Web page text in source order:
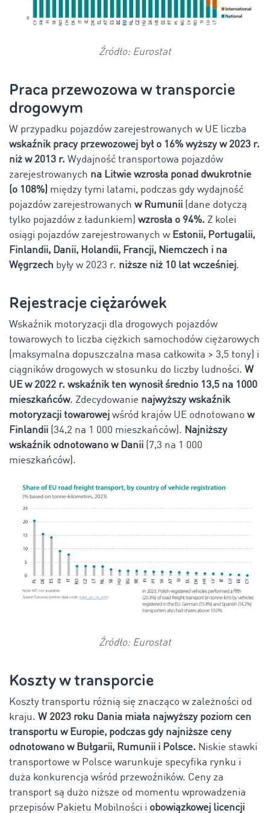
Źródło: Eurostat
Praca przewozowa w transporcie
drogowym
W przypadku pojazdów zarejestrowanych w UE liczba
wskaźnik pracy przewozowej był o 16% wyższy w 2023 r.
niż w 2013 r. Wydajność transportowa pojazdów
zarejestrowanych na Litwie wzrosła ponad dwukrotnie
(o 108%) między tymi latami, podczas gdy wydajność
pojazdów zarejestrowanych w Rumunii (dane dotyczą
tylko pojazdów z ładunkiem) wzrosła o 94%. Z kolei
osiągi pojazdów zarejestrowanych w Estonii, Portugalii,
Finlandii, Danii, Holandii, Francji, Niemczech i na
Węgrzech były w 2023 r. niższe niż 10 lat wcześniej.
Rejestracje ciężarówek
Wskaźnik motoryzacji dla drogowych pojazdów
towarowych to liczba ciężkich samochodów ciężarowych
(maksymalna dopuszczalna masa całkowita > 3,5 tony) i
ciągników drogowych w stosunku do liczby ludności. W
UE w 2022 r. wskaźnik ten wynosił średnio 13,5 na 1000
mieszkańców. Zdecydowanie najwyższy wskaźnik
motoryzacji towarowej wśród krajów UE odnotowano w
Finlandii (34,2 na 1 000 mieszkańców). Najniższy
wskaźnik odnotowano w Danii (7,3 na 1 000
mieszkańców).
Źródło: Eurostat
Koszty w transporcie
Koszty transportu różnią się znacząco w zależności od
kraju. W 2023 roku Dania miała najwyższy poziom cen
transportu w Europie, podczas gdy najniższe ceny
odnotowano w Bułgarii, Rumunii i Polsce. Niskie stawki
transportowe w Polsce warunkuje specyfika rynku i
duża konkurencja wśród przewoźników. Ceny za
transport są dużo niższe od momentu wprowadzenia
przepisów Pakietu Mobilności i obowiązkowej licencji